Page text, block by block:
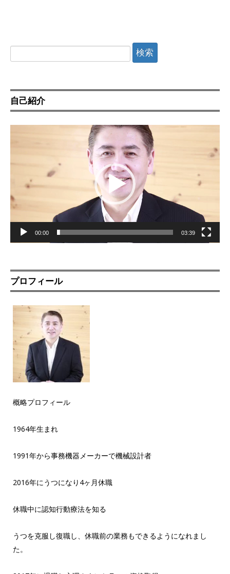
検
索:
自己紹介
動
ヤ
00:00 03:39
プロフィール
概略プロフィール
1964年生まれ
1991年から事務機器メーカーで機械設計者
2016年にうつになり4ヶ月休職
休職中に認知行動療法を知る
うつを克服し復職し、休職前の業務もできるようになれまし
た。